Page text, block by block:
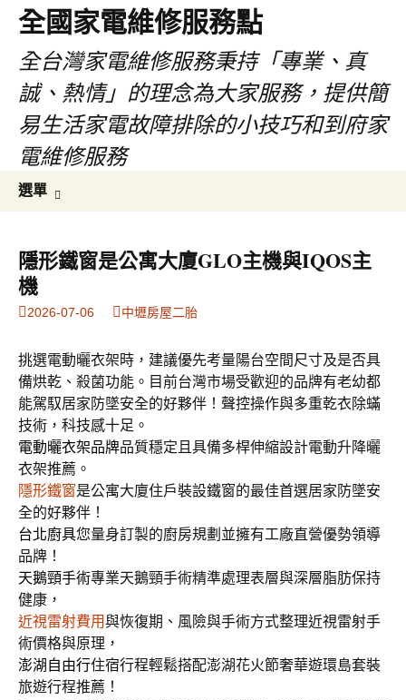
全國家電維修服務點
全台灣家電維修服務秉持「專業、真
誠、熱情」的理念為大家服務，提供簡
易生活家電故障排除的小技巧和到府家
電維修服務
選單
內
鍵
字:
隱形鐵窗是公寓大廈GLO主機與IQOS主
機
2026-07-06 中壢房屋二胎
挑選電動曬衣架時，建議優先考量陽台空間尺寸及是否具
備烘乾、殺菌功能。目前台灣市場受歡迎的品牌有老幼都
能駕馭居家防墜安全的好夥伴！聲控操作與多重乾衣除蟎
技術，科技感十足。
電動曬衣架品牌品質穩定且具備多桿伸縮設計電動升降曬
衣架推薦。
隱形鐵窗是公寓大廈住戶裝設鐵窗的最佳首選居家防墜安
全的好夥伴！
台北廚具您量身訂製的廚房規劃並擁有工廠直營優勢領導
品牌！
天鵝頸手術專業天鵝頸手術精準處理表層與深層脂肪保持
健康，
近視雷射費用與恢復期、風險與手術方式整理近視雷射手
術價格與原理，
澎湖自由行住宿行程輕鬆搭配澎湖花火節奢華遊環島套裝
旅遊行程推薦！